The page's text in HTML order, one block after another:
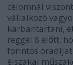
célomnál
vállalkozó
karbantartani,
reggel 8 előtt,
forintos
éjszakai